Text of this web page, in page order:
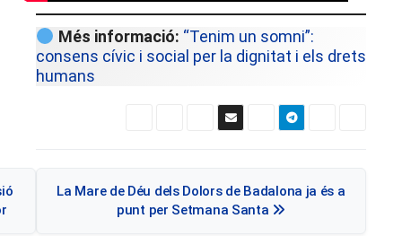
Més informació: “Tenim un somni”:
consens cívic i social per la dignitat i els drets
humans
La Mare de Déu dels Dolors de Badalona ja és a
punt per Setmana Santa